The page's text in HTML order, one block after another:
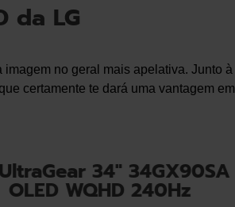
da LG
no geral mais apelativa. Junto à
certamente te dará uma vantagem em
34″ 34GX90SA
WQHD 240Hz